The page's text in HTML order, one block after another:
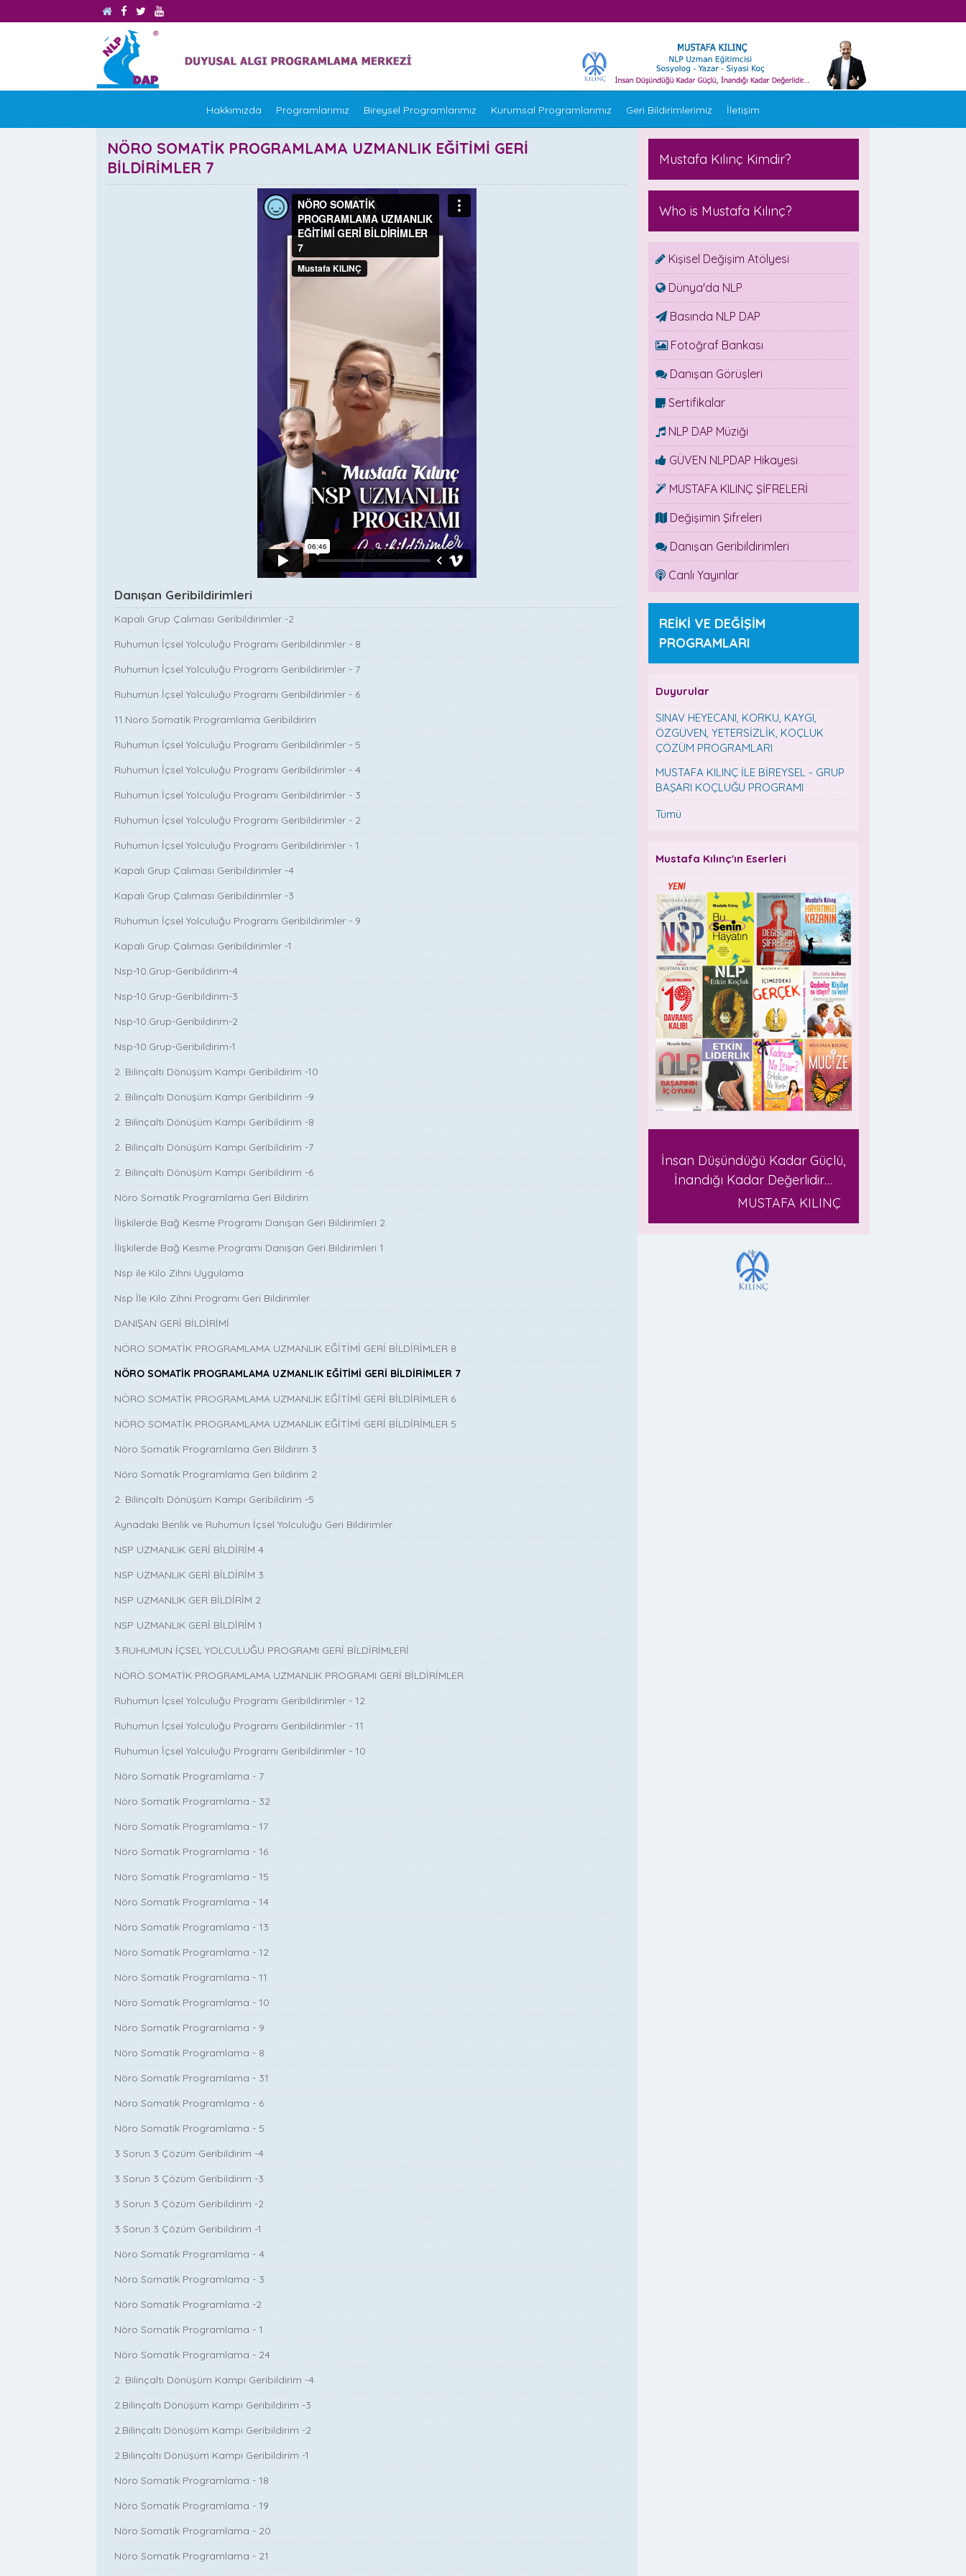
Hakkımızda Programlarımız Bireysel Programlarımız Kurumsal Programlarımız Geri Bildirimlerimiz İletişim
NÖRO SOMATİK PROGRAMLAMA UZMANLIK EĞİTİMİ GERİ
BİLDİRİMLER 7
Danışan Geribildirimleri
Kapalı Grup Çalıması Geribildirimler -2
Ruhumun İçsel Yolculuğu Programı Geribildirimler - 8
Ruhumun İçsel Yolculuğu Programı Geribildirimler - 7
Ruhumun İçsel Yolculuğu Programı Geribildirimler - 6
11.Noro Somatik Programlama Geribildirim
Ruhumun İçsel Yolculuğu Programı Geribildirimler - 5
Ruhumun İçsel Yolculuğu Programı Geribildirimler - 4
Ruhumun İçsel Yolculuğu Programı Geribildirimler - 3
Ruhumun İçsel Yolculuğu Programı Geribildirimler - 2
Ruhumun İçsel Yolculuğu Programı Geribildirimler - 1
Kapalı Grup Çalıması Geribildirimler -4
Kapalı Grup Çalıması Geribildirimler -3
Ruhumun İçsel Yolculuğu Programı Geribildirimler - 9
Kapalı Grup Çalıması Geribildirimler -1
Nsp-10.Grup-Geribildirim-4
Nsp-10.Grup-Geribildirim-3
Nsp-10.Grup-Geribildirim-2
Nsp-10.Grup-Geribildirim-1
2. Bilinçaltı Dönüşüm Kampı Geribildirim -10
2. Bilinçaltı Dönüşüm Kampı Geribildirim -9
2. Bilinçaltı Dönüşüm Kampı Geribildirim -8
2. Bilinçaltı Dönüşüm Kampı Geribildirim -7
2. Bilinçaltı Dönüşüm Kampı Geribildirim -6
Nöro Somatik Programlama Geri Bildirim
İlişkilerde Bağ Kesme Programı Danışan Geri Bildirimleri 2
İlişkilerde Bağ Kesme Programı Danışan Geri Bildirimleri 1
Nsp ile Kilo Zihni Uygulama
Nsp İle Kilo Zihni Programı Geri Bildirimler
DANIŞAN GERİ BİLDİRİMİ
NÖRO SOMATİK PROGRAMLAMA UZMANLIK EĞİTİMİ GERİ BİLDİRİMLER 8
NÖRO SOMATİK PROGRAMLAMA UZMANLIK EĞİTİMİ GERİ BİLDİRİMLER 7
NÖRO SOMATİK PROGRAMLAMA UZMANLIK EĞİTİMİ GERİ BİLDİRİMLER 6
NÖRO SOMATİK PROGRAMLAMA UZMANLIK EĞİTİMİ GERİ BİLDİRİMLER 5
Nöro Somatik Programlama Geri Bildirim 3
Nöro Somatik Programlama Geri bildirim 2
2. Bilinçaltı Dönüşüm Kampı Geribildirim -5
Aynadaki Benlik ve Ruhumun İçsel Yolculuğu Geri Bildirimler
NSP UZMANLIK GERİ BİLDİRİM 4
NSP UZMANLIK GERİ BİLDİRİM 3
NSP UZMANLIK GER BİLDİRİM 2
NSP UZMANLIK GERİ BİLDİRİM 1
3.RUHUMUN İÇSEL YOLCULUĞU PROGRAMI GERİ BİLDİRİMLERİ
NÖRÖ SOMATİK PROGRAMLAMA UZMANLIK PROGRAMI GERİ BİLDİRİMLER
Ruhumun İçsel Yolculuğu Programı Geribildirimler - 12
Ruhumun İçsel Yolculuğu Programı Geribildirimler - 11
Ruhumun İçsel Yolculuğu Programı Geribildirimler - 10
Nöro Somatik Programlama - 7
Nöro Somatik Programlama - 32
Nöro Somatik Programlama - 17
Nöro Somatik Programlama - 16
Nöro Somatik Programlama - 15
Nöro Somatik Programlama - 14
Nöro Somatik Programlama - 13
Nöro Somatik Programlama - 12
Nöro Somatik Programlama - 11
Nöro Somatik Programlama - 10
Nöro Somatik Programlama - 9
Nöro Somatik Programlama - 8
Nöro Somatik Programlama - 31
Nöro Somatik Programlama - 6
Nöro Somatik Programlama - 5
3 Sorun 3 Çözüm Geribildirim -4
3 Sorun 3 Çözüm Geribildirim -3
3 Sorun 3 Çözüm Geribildirim -2
3 Sorun 3 Çözüm Geribildirim -1
Nöro Somatik Programlama - 4
Nöro Somatik Programlama - 3
Nöro Somatik Programlama -2
Nöro Somatik Programlama - 1
Nöro Somatik Programlama - 24
2. Bilinçaltı Dönüşüm Kampı Geribildirim -4
2.Bilinçaltı Dönüşüm Kampı Geribildirim -3
2.Bilinçaltı Dönüşüm Kampı Geribildirim -2
2.Bilinçaltı Dönüşüm Kampı Geribildirim -1
Nöro Somatik Programlama - 18
Nöro Somatik Programlama - 19
Nöro Somatik Programlama - 20
Nöro Somatik Programlama - 21
Mustafa Kılınç Kimdir?
Who is Mustafa Kılınç?
Kişisel Değişim Atölyesi
Dünya'da NLP
Basında NLP DAP
Fotoğraf Bankası
Danışan Görüşleri
Sertifikalar
NLP DAP Müziği
GÜVEN NLPDAP Hikayesi
MUSTAFA KILINÇ ŞİFRELERİ
Değişimin Şifreleri
Danışan Geribildirimleri
Canlı Yayınlar
REİKİ VE DEĞİŞİM
PROGRAMLARI
Duyurular
SINAV HEYECANI, KORKU, KAYGI,
ÖZGÜVEN, YETERSİZLİK, KOÇLUK
ÇÖZÜM PROGRAMLARI
MUSTAFA KILINÇ İLE BİREYSEL - GRUP
BAŞARI KOÇLUĞU PROGRAMI
Tümü
Mustafa Kılınç'ın Eserleri
İnsan Düşündüğü Kadar Güçlü,
İnandığı Kadar Değerlidir…
MUSTAFA KILINÇ